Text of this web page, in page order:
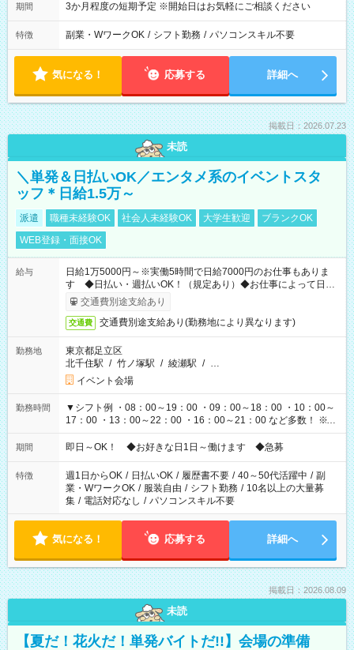
期間 3か月程度の短期予定 ※開始日はお気軽にご相談ください
特徴 副業・WワークOK / シフト勤務 / パソコンスキル不要
気になる！ 応募する 詳細へ
掲載日：2026.07.23
未読
＼単発＆日払いOK／エンタメ系のイベントスタ
ッフ＊日給1.5万～
派遣 職種未経験OK 社会人未経験OK 大学生歓迎
ブランクOK
WEB登録・面接OK
給与
日給1万5000円～※実働5時間で日給7000円のお仕事もありま
す ◆日払い・週払いOK！（規定あり）◆お仕事によって日給
も異なります
交通費別途支給あり
交通費 交通費別途支給あり(勤務地により異なります)
勤務地
東京都足立区
北千住駅 / 竹ノ塚駅 / 綾瀬駅 / …
イベント会場
勤務時間
▼シフト例 ・08：00～19：00 ・09：00～18：00 ・10：00～
17：00 ・13：00～22：00 ・16：00～21：00 など多数！ ※お
仕事により勤務時間が異なります
期間 即日～OK！ ◆お好きな日1日～働けます ◆急募
特徴 週1日からOK / 日払いOK / 履歴書不要 / 40～50代活躍中 / 副
業・WワークOK / 服装自由 / シフト勤務 / 10名以上の大量募
集 / 電話対応なし / パソコンスキル不要
気になる！ 応募する 詳細へ
掲載日：2026.08.09
未読
【夏だ！花火だ！単発バイトだ!!】会場の準備